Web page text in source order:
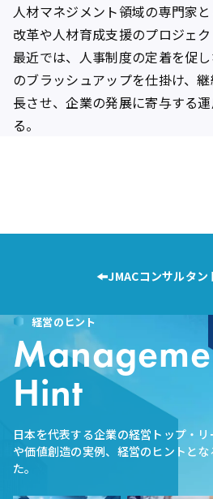
人材マネジメント領域の専門家
改革や人材育成支援のプロジェク
最近では、人事制度の定着を促
のブラッシュアップを仕掛け、
長させ、企業の発展に寄与する
る。
JMACコンサルタン
経営のヒント
Hint
日本を代表する企業の経営トップ・
や価値創造の実例、経営のヒントと
た。